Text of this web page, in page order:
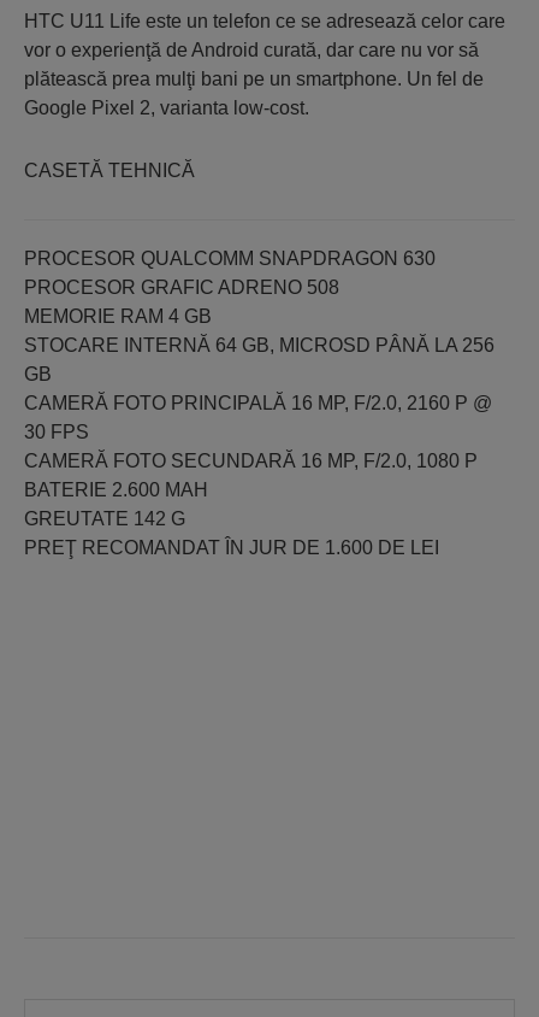
HTC U11 Life este un telefon ce se adresează celor care
vor o experienţă de Android curată, dar care nu vor să
plătească prea mulţi bani pe un smartphone. Un fel de
Google Pixel 2, varianta low-cost.
CASETĂ TEHNICĂ
PROCESOR QUALCOMM SNAPDRAGON 630
PROCESOR GRAFIC ADRENO 508
MEMORIE RAM 4 GB
STOCARE INTERNĂ 64 GB, MICROSD PÂNĂ LA 256
GB
CAMERĂ FOTO PRINCIPALĂ 16 MP, F/2.0, 2160 P @
30 FPS
CAMERĂ FOTO SECUNDARĂ 16 MP, F/2.0, 1080 P
BATERIE 2.600 MAH
GREUTATE 142 G
PREŢ RECOMANDAT ÎN JUR DE 1.600 DE LEI